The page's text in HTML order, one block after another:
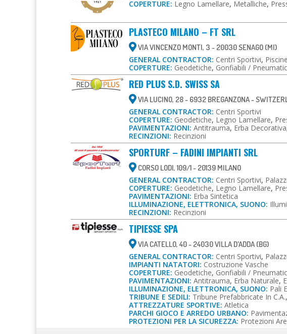
COPERTURE: Legno Lamellare, Metalliche,
PLASTECO MILANO – FT SRL
VIA VINCENZO MONTI, 3 - 20030 SENAGO (MI)
GENERAL CONTRACTOR: Centri Sportivi,
COPERTURE: Geodetiche, Gonfiabili /
RED PLUS S.D. SWISS SA
VIA LUCINO, 28 - 6932 BREGANZONA -
GENERAL CONTRACTOR: Centri Sportivi
COPERTURE: Geodetiche, Legno Lamellare,
PAVIMENTAZIONI: Antitrauma, Erba Decorativa
RECINZIONI: Recinzioni
SPORTURF – FADINI IMPIANTI SRL
CORSO LODI, 109/1 - 20139 MILANO
GENERAL CONTRACTOR: Centri Sportivi,
COPERTURE: Geodetiche, Legno Lamellare,
PAVIMENTAZIONI: Erba Sintetica
ILLUMINAZIONE, ELETTRONICA, SUONO:
RECINZIONI: Recinzioni
TIPIESSE SPA
VIA CATELLO, 40 - 24030 VILLA D'ADDA (BG)
GENERAL CONTRACTOR: Centri Sportivi,
IMPIANTI NATATORI: Costruzione Vasche
COPERTURE: Geodetiche, Gonfiabili /
PAVIMENTAZIONI: Antitrauma, Erba Naturale,
ILLUMINAZIONE, ELETTRONICA, SUONO: Pali
TRIBUNE E SEDILI: Tribune Prefabbricate In C.a.,
ATTREZZATURE SPORTIVE: Atletica
PARCHI GIOCO E ARREDO URBANO:
PROTEZIONI PER LA SICUREZZA: Protezioni